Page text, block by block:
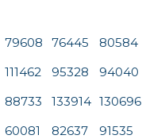
79608 76445 80584
111462 95328 94040
88733 133914 130696
60081 82637 91535